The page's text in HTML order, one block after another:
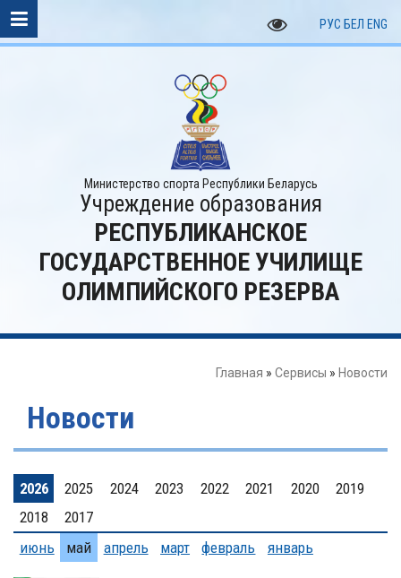
РУС БЕЛ ENG
Министерство спорта Республики Беларусь
Учреждение образования
РЕСПУБЛИКАНСКОЕ
ГОСУДАРСТВЕННОЕ УЧИЛИЩЕ
ОЛИМПИЙСКОГО РЕЗЕРВА
Главная » Сервисы » Новости
Новости
2026 2025 2024 2023 2022 2021 2020
2019
2018
2017
июнь
май апрель март февраль январь